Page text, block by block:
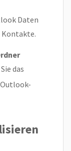
Daten
Kontakte.
das